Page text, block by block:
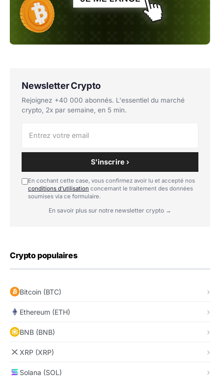
Newsletter Crypto
Rejoignez +40 000 abonnés. L'essentiel du marché
crypto, 2x par semaine, en 5 min.
S'inscrire ›
En cochant cette case, vous confirmez avoir lu et accepté nos
conditions d'utilisation concernant le traitement des données
soumises via ce formulaire.
En savoir plus sur notre newsletter crypto →
Crypto populaires
Bitcoin (BTC)
Ethereum (ETH)
BNB (BNB)
XRP (XRP)
Solana (SOL)